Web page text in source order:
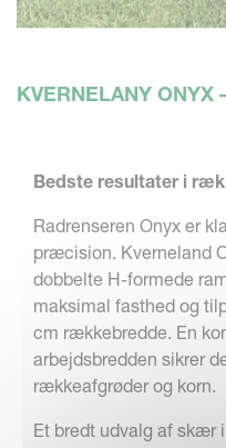
KVERNELANY ONYX
Bedste resultater i
Radrenseren Onyx er
præcision. Kverneland
dobbelte H-formede
maksimal fasthed og
cm rækkebredde. En
arbejdsbredden sikrer
rækkeafgrøder og korn.
Et bredt udvalg af skær